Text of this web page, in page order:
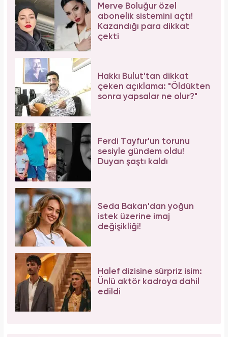
Merve Boluğur özel
abonelik sistemini açtı!
Kazandığı para dikkat
çekti
Hakkı Bulut'tan dikkat
çeken açıklama: "Öldükten
sonra yapsalar ne olur?"
Ferdi Tayfur'un torunu
sesiyle gündem oldu!
Duyan şaştı kaldı
Seda Bakan'dan yoğun
istek üzerine imaj
değişikliği!
Halef dizisine sürpriz isim:
Ünlü aktör kadroya dahil
edildi